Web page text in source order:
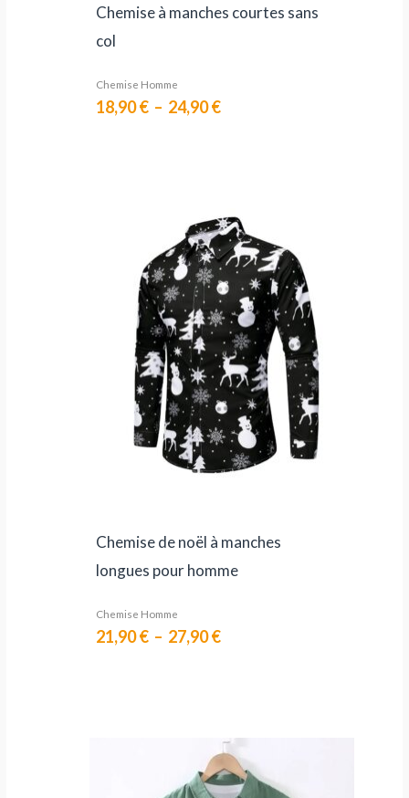
Chemise à manches courtes sans
col
Chemise Homme
18,90€ – 24,90€
Chemise de noël à manches
longues pour homme
Chemise Homme
21,90€ – 27,90€
prix :
21,90 €
à
27,90 €
était :
prix
actuel
est :